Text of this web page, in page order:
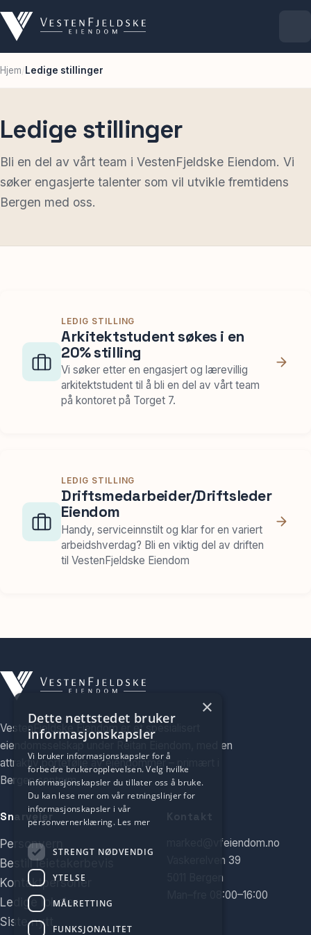
Eiendommer
Ledige lokaler
For leietakere
Aktuelt
Spør oss
Hjem/Ledige stillinger
Ledige stillinger
Bli en del av vårt team i VestenFjeldske Eiendom. Vi
søker engasjerte talenter som vil utvikle fremtidens
Bergen med oss.
LEDIG STILLING
Arkitektstudent søkes i en
20% stilling
Vi søker etter en engasjert og lærevillig
arkitektstudent til å bli en del av vårt team
på kontoret på Torget 7.
LEDIG STILLING
Driftsmedarbeider/Driftsleder
Eiendom
Handy, serviceinnstilt og klar for en variert
arbeidshverdag? Bli en viktig del av driften
til VestenFjeldske Eiendom
VestenFjeldske Eiendom er et spesialisert
eiendomsselskap under Reitan Eiendom, med en
attraktiv portefølje av eiendommer – primært i
Bergen sentrum.
Snarveier
Personvern
Bestill leietakerbevis
Kontaktpersoner
Ledige lokaler
Siste nytt
marked@vfeiendom.no
Vaskerelven 39
5011 Bergen
Man–fre 08:00–16:00
×
Dette nettstedet bruker
informasjonskapsler
Vi bruker informasjonskapsler for å
forbedre brukeropplevelsen. Velg hvilke
informasjonskapsler du tillater oss å bruke.
Du kan lese mer om vår retningslinjer for
informasjonskapsler i vår
personvernerklæring. Les mer
STRENGT NØDVENDIG
YTELSE
MÅLRETTING
FUNKSJONALITET